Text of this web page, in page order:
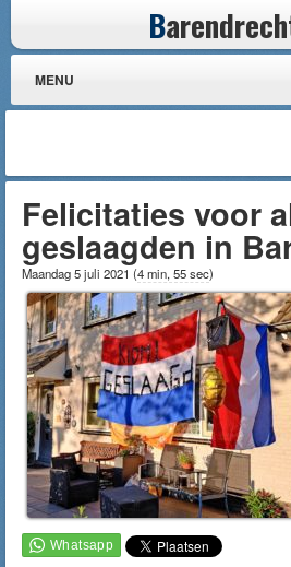
B
MENU
Felicitaties voor
geslaagden in
Maandag 5 juli 2021 (4 min, 55 sec)